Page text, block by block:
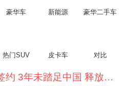
豪华车 新能源 豪华二手车
热门SUV 皮卡车 对比
通用CEO缺席签约 3年未踏足中国 释放反常信号